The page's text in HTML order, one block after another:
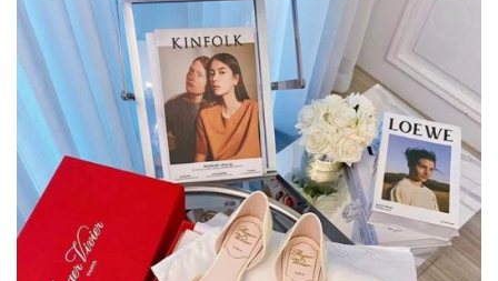
Add to
wishlist